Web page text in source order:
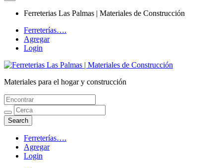
Ferreterias Las Palmas | Materiales de Construcción
Ferreterías….
Agregar
Login
Ferreterias Las Palmas | Materiales de
Construcción
Materiales para el hogar y construcción
Ferreterías….
Agregar
Login